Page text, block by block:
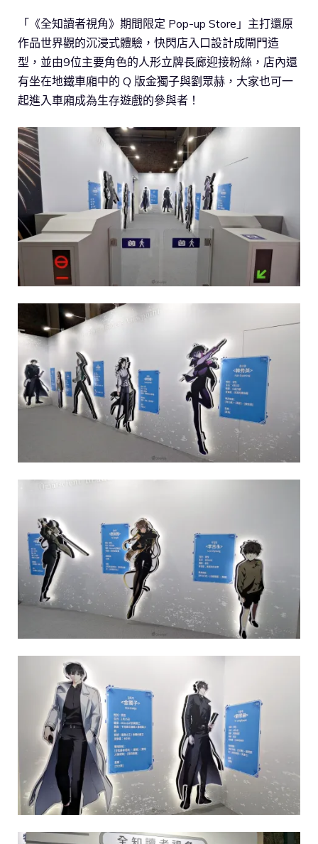
「《全知讀者視角》期間限定 Pop-up Store」主打還原
作品世界觀的沉浸式體驗，快閃店入口設計成閘門造
型，並由9位主要角色的人形立牌長廊迎接粉絲，店內還
有坐在地鐵車廂中的 Q 版金獨子與劉眾赫，大家也可一
起進入車廂成為生存遊戲的參與者！